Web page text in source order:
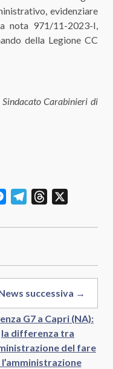
evidenziare
nota 971/11-2023-I,
della Legione CC
Carabinieri di
MessengerTelegramThreads
successiva →
G7 a Capri (NA):
la differenza tra
del fare
l’amministrazione